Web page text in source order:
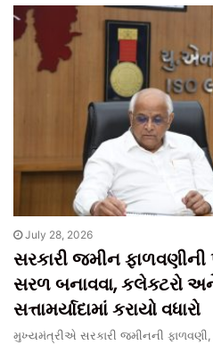
July 28, 2026
સરકારી જમીન
સરળ બનાવવા, કલેક્ટરો
સત્તામર્યાદામાં કરાયો વધારો
મુખ્યમંત્રીએ સરકારી જમીનની